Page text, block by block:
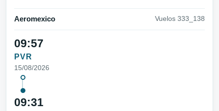
Aeromexico Vuelos 333_138
09:57
PVR
15/08/2026
09:31